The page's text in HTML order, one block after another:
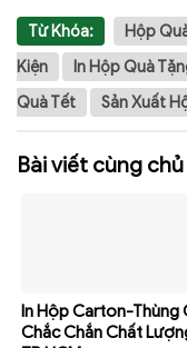
Từ Khóa: Hộp
Kiện
In Hộp Quà
Quà Tết
Sản Xuất
Bài viết cùng
In Hộp Carton-Thùng
Chắc Chắn Chất